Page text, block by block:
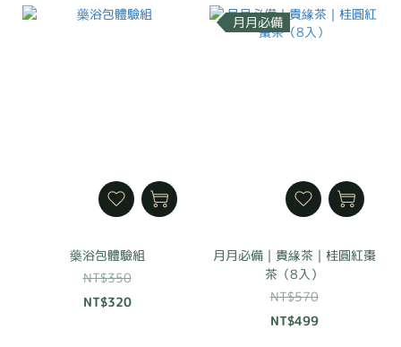
藥浴包體驗組
NT$350
NT$320
月月必備
月月必備｜貴緣茶｜桂圓紅棗
茶（8入）
NT$570
NT$499